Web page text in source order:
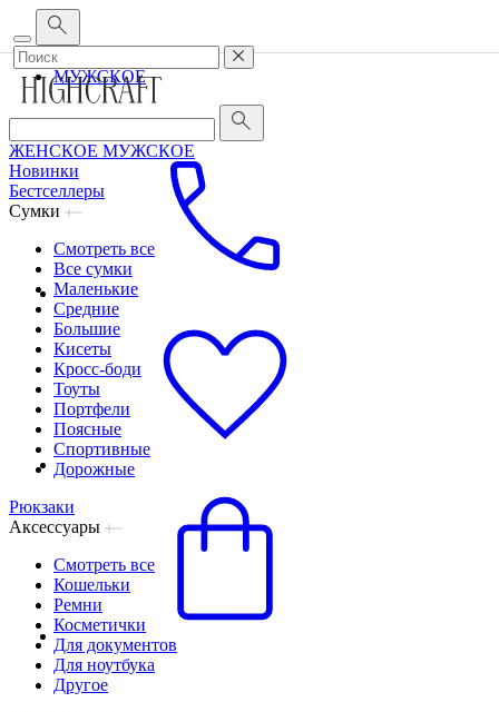
Корпоративным клиентам
ЖЕНСКОЕ
МУЖСКОЕ
ЖЕНСКОЕ МУЖСКОЕ
Новинки
Бестселлеры
Сумки
Смотреть все
Все сумки
Маленькие
Средние
Большие
Кисеты
Кросс-боди
Тоуты
Портфели
Поясные
Спортивные
Дорожные
Рюкзаки
Аксессуары
Смотреть все
Кошельки
Ремни
Косметички
Для документов
Для ноутбука
Другое